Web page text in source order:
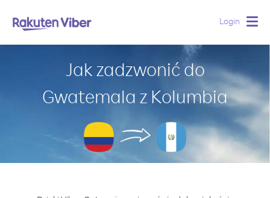
Login
Jak zadzwonić do
Gwatemala z Kolumbia